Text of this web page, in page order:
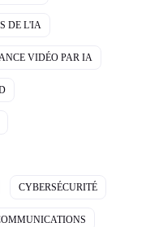
DE L'IA
VIDÉO PAR IA
CYBERSÉCURITÉ